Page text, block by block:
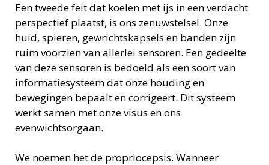
Een tweede feit dat koelen met ijs in een verdacht
perspectief plaatst, is ons zenuwstelsel. Onze
huid, spieren, gewrichtskapsels en banden zijn
ruim voorzien van allerlei sensoren. Een gedeelte
van deze sensoren is bedoeld als een soort van
informatiesysteem dat onze houding en
bewegingen bepaalt en corrigeert. Dit systeem
werkt samen met onze visus en ons
evenwichtsorgaan.
We noemen het de propriocepsis. Wanneer